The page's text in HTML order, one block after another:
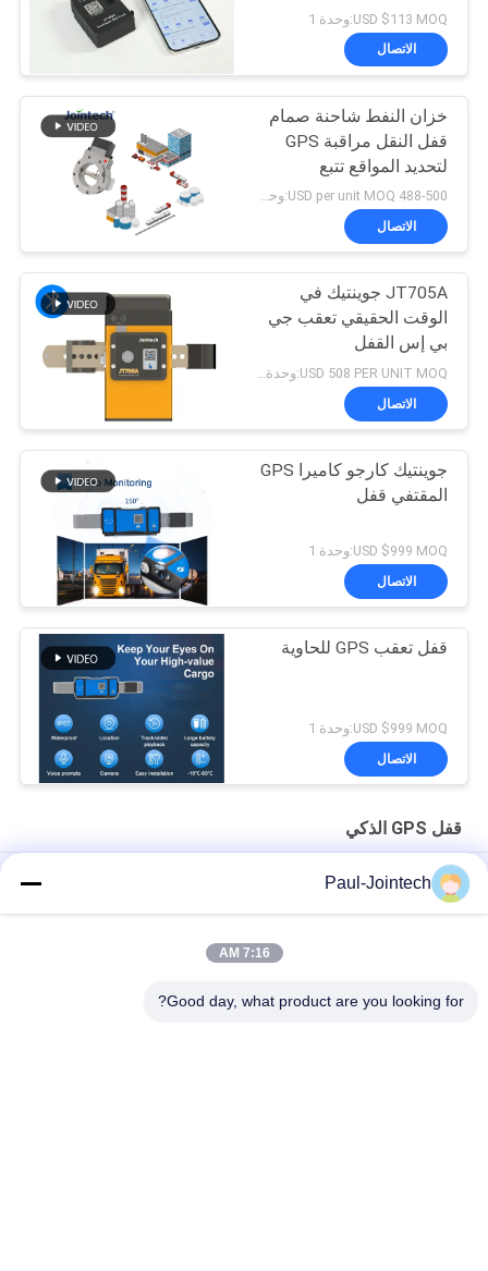
USD $113 MOQ:وحدة 1
الاتصال
خزان النفط شاحنة صمام
قفل النقل مراقبة GPS
لتحديد المواقع تتبع
488-500 USD per unit MOQ:وحدة 1
الاتصال
JT705A جوينتيك في
الوقت الحقيقي تعقب جي
بي إس القفل
USD 508 PER UNIT MOQ:وحدة 1
الاتصال
جوينتيك كارجو كاميرا GPS
المقتفي قفل
USD $999 MOQ:وحدة 1
الاتصال
قفل تعقب GPS للحاوية
USD $999 MOQ:وحدة 1
الاتصال
قفل GPS الذكي
ذكي الإلكترونية 15000mAh GPS قفل ذكي ISO9001 المعتمدة
Jointech JT705A GPS قفل قفل الحاويات مراقبة الأمن البضائع GPS
Paul-Jointech
7:16 AM
Good day, what product are you looking for?